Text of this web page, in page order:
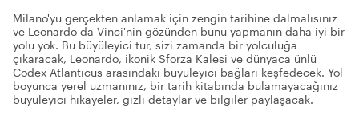
Milano'yu gerçekten anlamak için zengin tarihine dalmalısınız
ve Leonardo da Vinci'nin gözünden bunu yapmanın daha iyi bir
yolu yok. Bu büyüleyici tur, sizi zamanda bir yolculuğa
çıkaracak, Leonardo, ikonik Sforza Kalesi ve dünyaca ünlü
Codex Atlanticus arasındaki büyüleyici bağları keşfedecek. Yol
boyunca yerel uzmanınız, bir tarih kitabında bulamayacağınız
büyüleyici hikayeler, gizli detaylar ve bilgiler paylaşacak.